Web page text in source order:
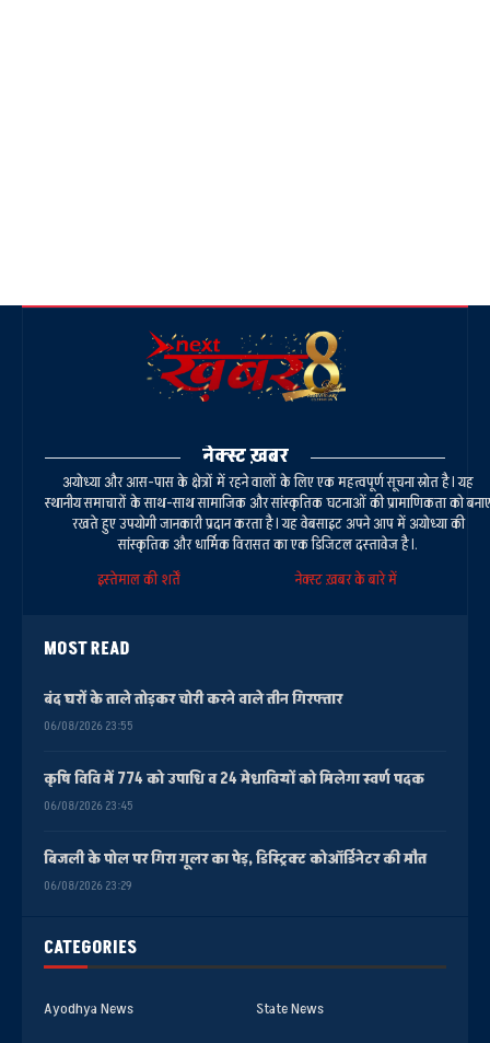
CATEGORIES
Ayodhya News
State News
नेक्स्ट ख़बर
अयोध्या और आस-पास के क्षेत्रों में रहने वालों के लिए एक महत्वपूर्ण सूचना स्रोत है। यह
स्थानीय समाचारों के साथ-साथ सामाजिक और सांस्कृतिक घटनाओं की प्रामाणिकता को बनाए
रखते हुए उपयोगी जानकारी प्रदान करता है। यह वेबसाइट अपने आप में अयोध्या की
सांस्कृतिक और धार्मिक विरासत का एक डिजिटल दस्तावेज है।.
इस्तेमाल की शर्तें
नेक्स्ट ख़बर के बारे में
MOST READ
बंद घरों के ताले तोड़कर चोरी करने वाले तीन गिरफ्तार
06/08/2026 23:55
कृषि विवि में 774 को उपाधि व 24 मेधावियों को मिलेगा स्वर्ण पदक
06/08/2026 23:45
बिजली के पोल पर गिरा गूलर का पेड़, डिस्ट्रिक्ट कोऑर्डिनेटर की मौत
06/08/2026 23:29